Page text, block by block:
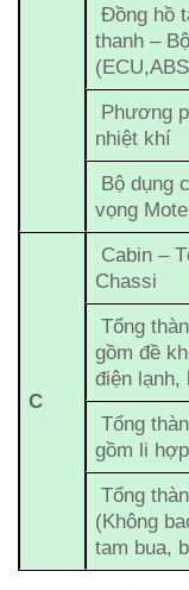
Đồng hồ
thanh –
Phương
nhiệt khí
Bộ dụng
vọng
C
Cabin –
Chassi
Tổng
gồm đề
điện lạnh,
Tổng
gồm li
Tổng
(Không
tam bua,